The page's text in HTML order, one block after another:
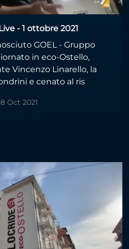
- 1 ottobre 2021
GOEL - Gruppo
in eco-Ostello,
Vincenzo Linarello, la
e cenato al ris
Oct 2021